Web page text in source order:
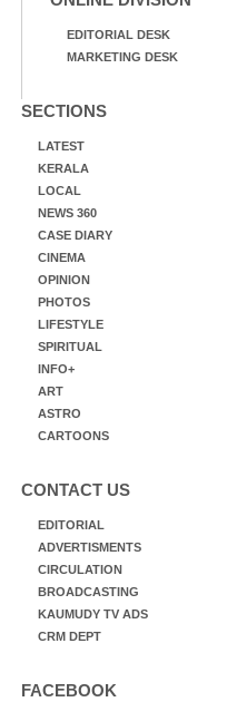
EDITORIAL DESK
MARKETING DESK
SECTIONS
LATEST
KERALA
LOCAL
NEWS 360
CASE DIARY
CINEMA
OPINION
PHOTOS
LIFESTYLE
SPIRITUAL
INFO+
ART
ASTRO
CARTOONS
CONTACT US
EDITORIAL
ADVERTISMENTS
CIRCULATION
BROADCASTING
KAUMUDY TV ADS
CRM DEPT
FACEBOOK